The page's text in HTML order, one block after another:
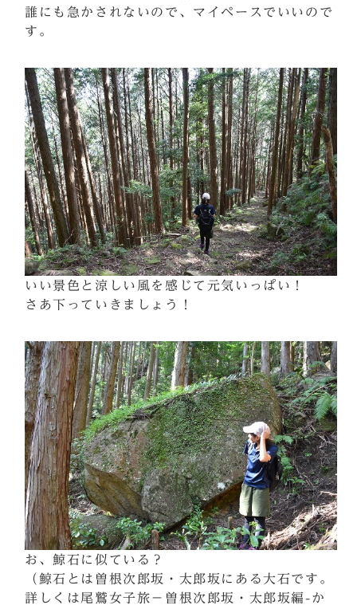
誰にも急かされないので、マイペースでいいので
す。
いい景色と涼しい風を感じて元気いっぱい！
さあ下っていきましょう！
お、鯨石に似ている？
（鯨石とは曽根次郎坂・太郎坂にある大石です。
詳しくは尾鷲女子旅－曽根次郎坂・太郎坂編-か